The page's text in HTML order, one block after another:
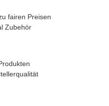
fairen Preisen
Zubehör